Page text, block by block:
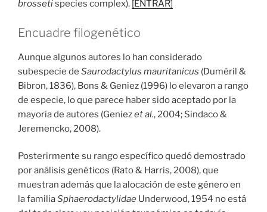
brossetispecies complex). [ENTRAR]
Encuadre filogenético
Aunque algunos autores lo han considerado
subespecie de Saurodactylus mauritanicus (Duméril &
Bibron, 1836), Bons & Geniez (1996) lo elevaron a rango
de especie, lo que parece haber sido aceptado por la
mayoría de autores (Geniezet al., 2004; Sindaco &
Jeremencko, 2008).
Posterirmente su rango específico quedó demostrado
por análisis genéticos (Rato & Harris, 2008), que
muestran además que la alocación de este género en
la familiaSphaerodactylidae Underwood, 1954 no está